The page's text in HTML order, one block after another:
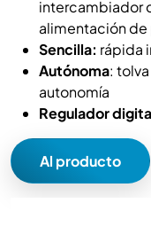
intercambiador
alimentación
Sencilla: rápida
Autónoma:
autonomía
Regulador
Al producto